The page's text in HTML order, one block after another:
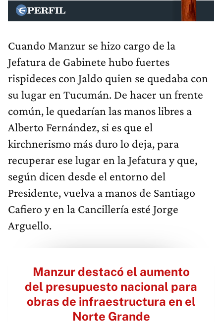
Cuando Manzur se hizo cargo de la
Jefatura de Gabinete hubo fuertes
rispideces con Jaldo quien se quedaba con
su lugar en Tucumán. De hacer un frente
común, le quedarían las manos libres a
Alberto Fernández, si es que el
kirchnerismo más duro lo deja, para
recuperar ese lugar en la Jefatura y que,
según dicen desde el entorno del
Presidente, vuelva a manos de Santiago
Cafiero y en la Cancillería esté Jorge
Arguello.
Manzur destacó el aumento
del presupuesto nacional para
obras de infraestructura en el
Norte Grande